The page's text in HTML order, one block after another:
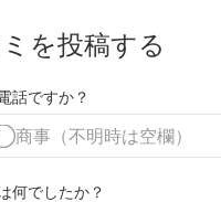
を投稿する
話ですか？
何でしたか？